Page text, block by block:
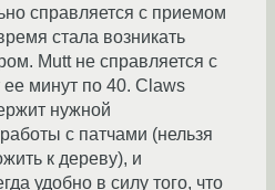
справляется с приемом
стала возникать
Mutt не справляется с
минут по 40. Claws
нужной
с патчами (нельзя
к дереву), и
удобно в силу того, что